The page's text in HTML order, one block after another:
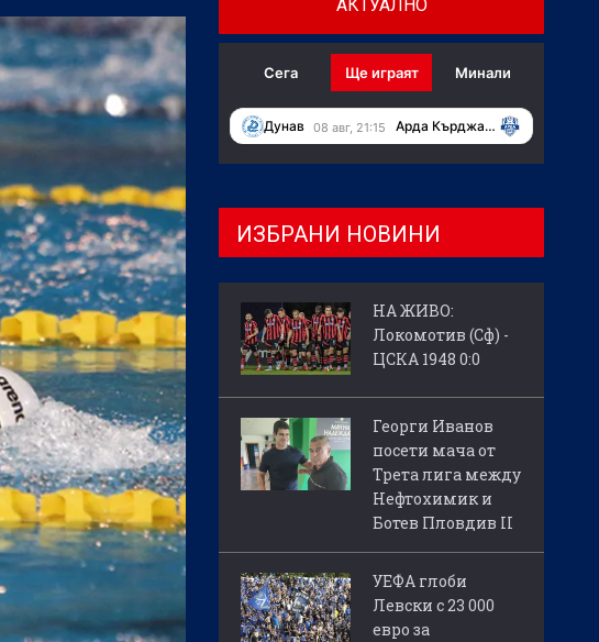
АКТУАЛНО
Сега Ще играят Минали
Дунав 08 авг, 21:15 Арда Кърджали
ИЗБРАНИ НОВИНИ
НА ЖИВО:
Локомотив (Сф) -
ЦСКА 1948 0:0
Георги Иванов
посети мача от
Трета лига между
Нефтохимик и
Ботев Пловдив II
УЕФА глоби
Левски с 23 000
евро за